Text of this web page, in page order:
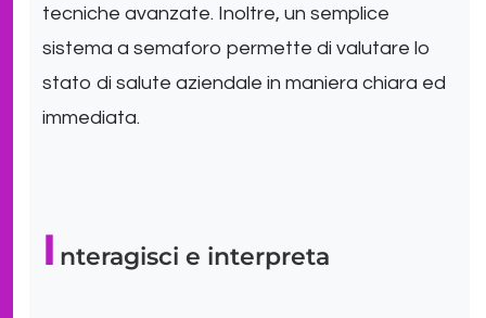
tecniche avanzate. Inoltre, un semplice
sistema a semaforo permette di valutare lo
stato di salute aziendale in maniera chiara ed
immediata.
I nteragisci e interpreta